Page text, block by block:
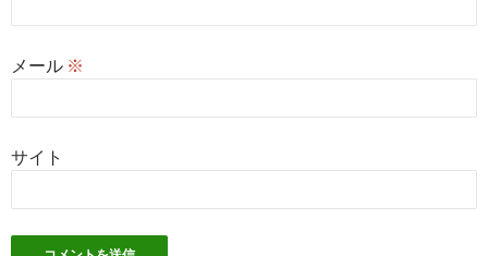
メール ※
サイト